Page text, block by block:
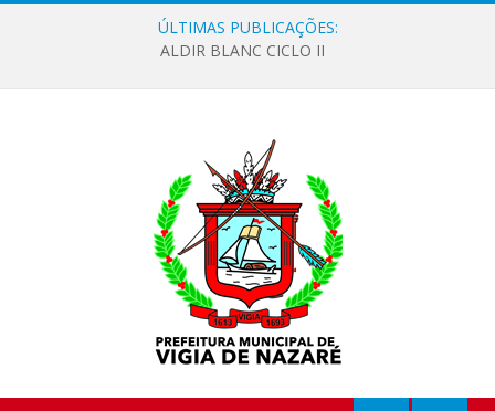
ÚLTIMAS PUBLICAÇÕES:
ALDIR BLANC CICLO II